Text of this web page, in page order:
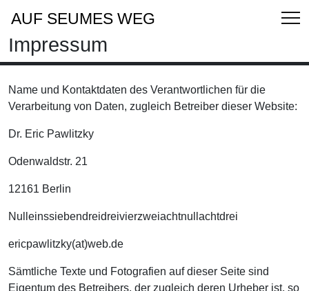
AUF SEUMES WEG
Impressum
Name und Kontaktdaten des Verantwortlichen für die
Verarbeitung von Daten, zugleich Betreiber dieser Website:
Dr. Eric Pawlitzky
Odenwaldstr. 21
12161 Berlin
Nulleinssiebendreidreivierzweiachtnullachtdrei
ericpawlitzky(at)web.de
Sämtliche Texte und Fotografien auf dieser Seite sind
Eigentum des Betreibers, der zugleich deren Urheber ist, so